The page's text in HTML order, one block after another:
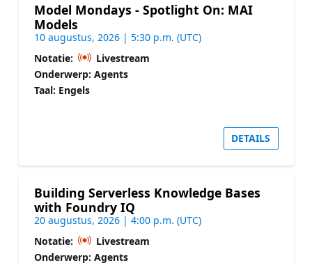
Model Mondays - Spotlight On: MAI
Models
10 augustus, 2026 | 5:30 p.m. (UTC)
Notatie:
Livestream
Onderwerp: Agents
Taal: Engels
DETAILS
Building Serverless Knowledge Bases
with Foundry IQ
20 augustus, 2026 | 4:00 p.m. (UTC)
Notatie:
Livestream
Onderwerp: Agents